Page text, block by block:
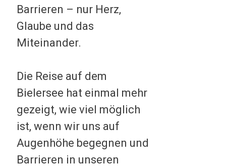
Barrieren – nur Herz,
Glaube und das
Miteinander.
Die Reise auf dem
Bielersee hat einmal mehr
gezeigt, wie viel möglich
ist, wenn wir uns auf
Augenhöhe begegnen und
Barrieren in unseren